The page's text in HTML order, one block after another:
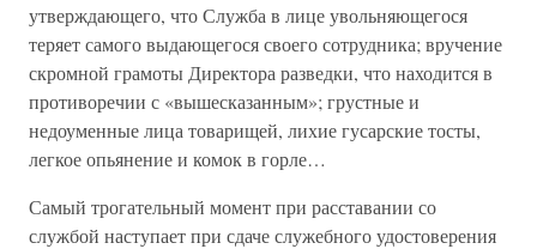
утверждающего, что Служба в лице увольняющегося
теряет самого выдающегося своего сотрудника; вручение
скромной грамоты Директора разведки, что находится в
противоречии с «вышесказанным»; грустные и
недоуменные лица товарищей, лихие гусарские тосты,
легкое опьянение и комок в горле…
Самый трогательный момент при расставании со
службой наступает при сдаче служебного удостоверения